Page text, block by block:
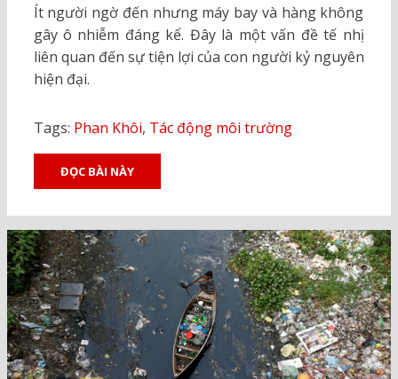
Ít người ngờ đến nhưng máy bay và hàng không
gây ô nhiễm đáng kể. Đây là một vấn đề tế nhị
liên quan đến sự tiện lợi của con người kỷ nguyên
hiện đại.
Tags: Phan Khôi, Tác động môi trường
ĐỌC BÀI NÀY